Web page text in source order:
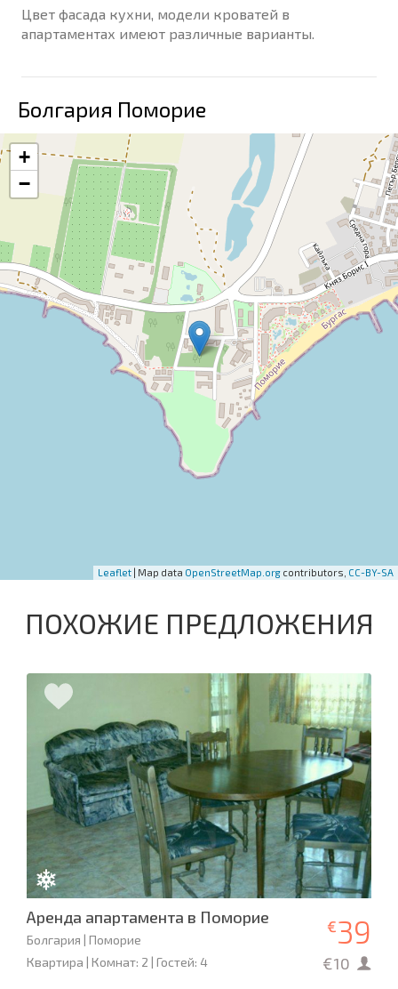
Цвет фасада кухни, модели кроватей в
апартаментах имеют различные варианты.
Болгария Поморие
+
−
Leaflet | Map data OpenStreetMap.org contributors, CC-BY-SA
ПОХОЖИЕ ПРЕДЛОЖЕНИЯ
Аренда апартамента в Поморие
Болгария | Поморие
Квартира | Комнат: 2 | Гостей: 4
€39
€10